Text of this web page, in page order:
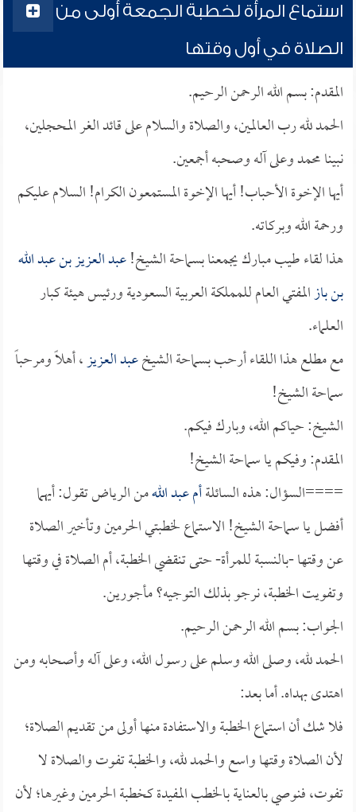
استماع المرأة لخطبة الجمعة أولى من
الصلاة في أول وقتها
المقدم: بسم الله الرحمن الرحيم.
الحمد لله رب العالمين، والصلاة والسلام على قائد الغر المحجلين،
نبينا محمد وعلى آله وصحبه أجمعين.
أيها الإخوة الأحباب! أيها الإخوة المستمعون الكرام! السلام عليكم
ورحمة الله وبركاته.
هذا لقاء طيب مبارك يجمعنا بسماحة الشيخ!عبد العزيز بن عبد الله
بن بازالمفتي العام للمملكة العربية السعودية ورئيس هيئة كبار
العلماء.
مع مطلع هذا اللقاء أرحب بسماحة الشيخعبد العزيز، أهلاً ومرحباً
سماحة الشيخ!
الشيخ: حياكم الله، وبارك فيكم.
المقدم: وفيكم يا سماحة الشيخ!
====السؤال: هذه السائلةأم عبد اللهمن الرياض تقول: أيهما
أفضل يا سماحة الشيخ! الاستماع لخطبتي الحرمين وتأخير الصلاة
عن وقتها -بالنسبة للمرأة- حتى تنقضي الخطبة، أم الصلاة في وقتها
وتفويت الخطبة، نرجو بذلك التوجيه؟ مأجورين.
الجواب: بسم الله الرحمن الرحيم.
الحمد لله، وصلى الله وسلم على رسول الله، وعلى آله وأصحابه ومن
اهتدى بهداه. أما بعد:
فلا شك أن استماع الخطبة والاستفادة منها أولى من تقديم الصلاة؛
لأن الصلاة وقتها واسع والحمد لله، والخطبة تفوت والصلاة لا
تفوت، فنوصي بالعناية بالخطب المفيدة كخطبة الحرمين وغيرها؛ لأن